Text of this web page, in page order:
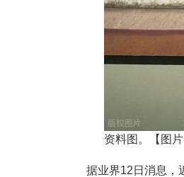
资料图。【图片
据业界12日消息，